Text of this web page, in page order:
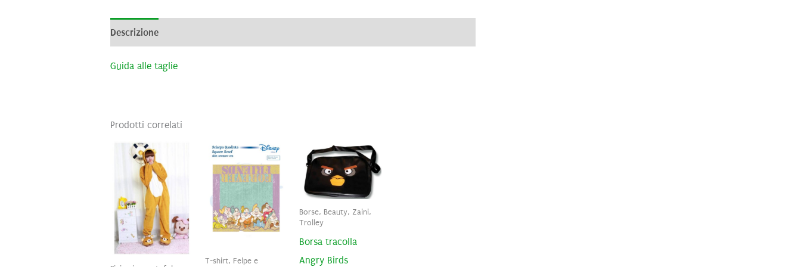
Descrizione
Guida alle taglie
Prodotti correlati
T-shirt, Felpe e
Borse, Beauty, Zaini,
Trolley
Borsa tracolla
Angry Birds